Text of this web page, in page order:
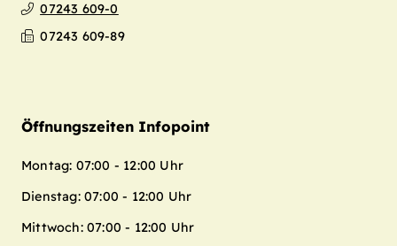
07243 609-0
07243 609-89
Öffnungszeiten Infopoint
Montag: 07:00 - 12:00 Uhr
Dienstag: 07:00 - 12:00 Uhr
Mittwoch: 07:00 - 12:00 Uhr